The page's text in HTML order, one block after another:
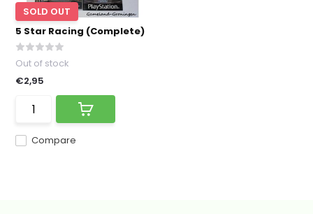
SOLD OUT
5 Star Racing (Complete)
Compare
Out of stock
€2,95